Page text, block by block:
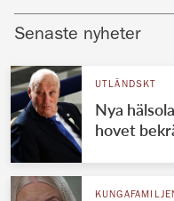
Senaste nyheter
UTLÄNDSKT
Nya
hovet